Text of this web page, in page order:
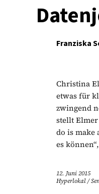
Franziska
Christina
etwas für
zwingend
stellt Elmer
do is make
es
12. Juni 2015
Hyperlokal/